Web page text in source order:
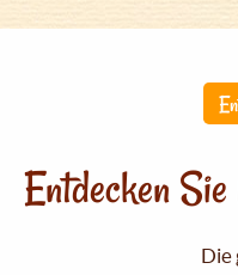
Entdecken
Die